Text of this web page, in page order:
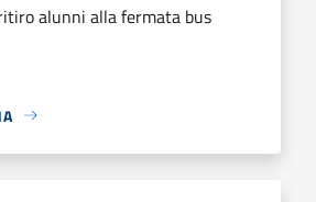
alunni alla fermata bus